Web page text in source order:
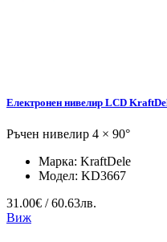
Електронен нивелир LCD
Ръчен нивелир 4 × 90°
Марка: KraftDele
Модел: KD3667
31.00€ / 60.63лв.
Виж